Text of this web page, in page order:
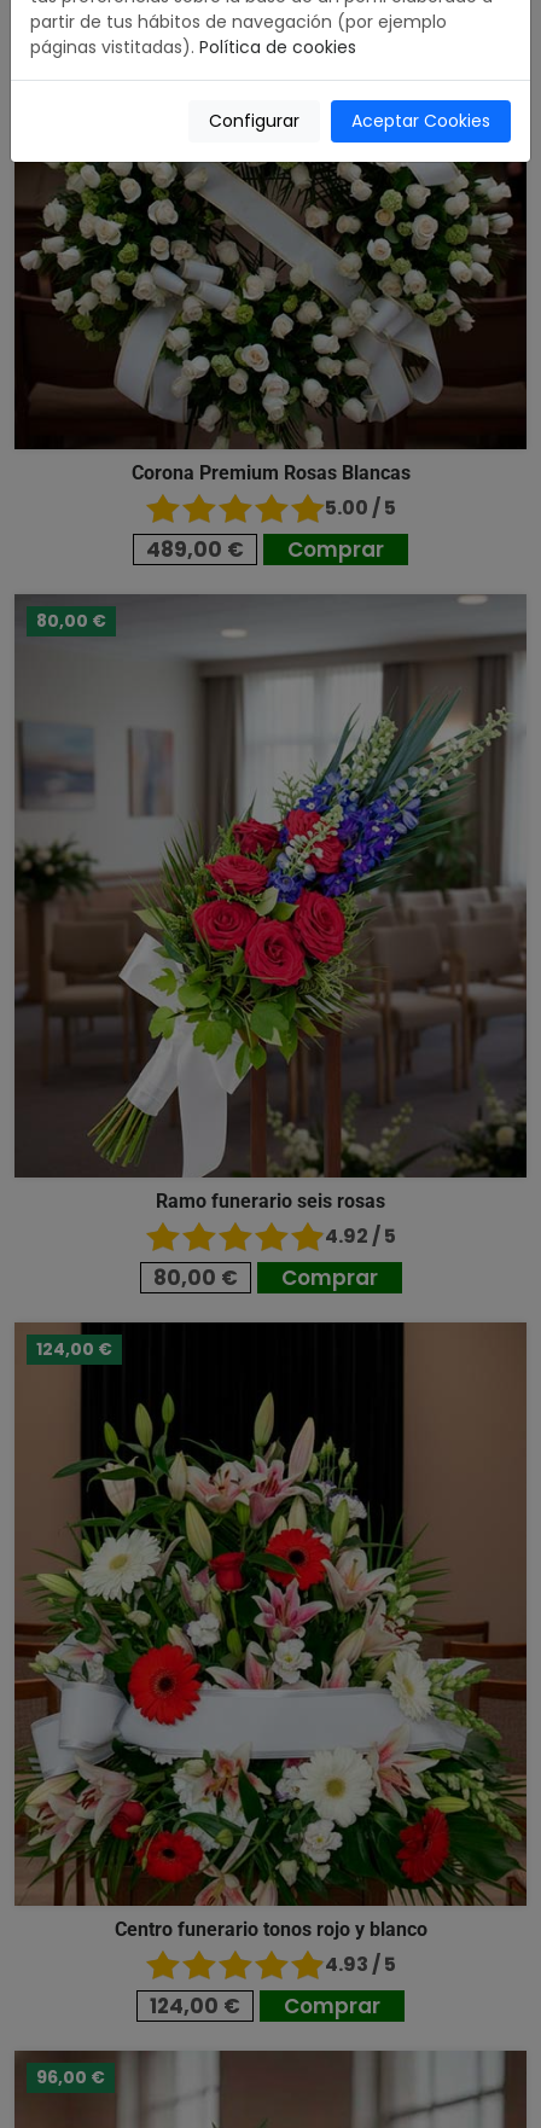
Corona Premium Rosas Blancas
5.00 / 5
489,00 € Comprar
80,00 €
Ramo funerario seis rosas
4.92 / 5
80,00 € Comprar
124,00 €
Centro funerario tonos rojo y blanco
4.93 / 5
124,00 € Comprar
96,00 €
partir de tus hábitos de navegación (por ejemplo
páginas vistitadas). Política de cookies
Configurar Aceptar Cookies